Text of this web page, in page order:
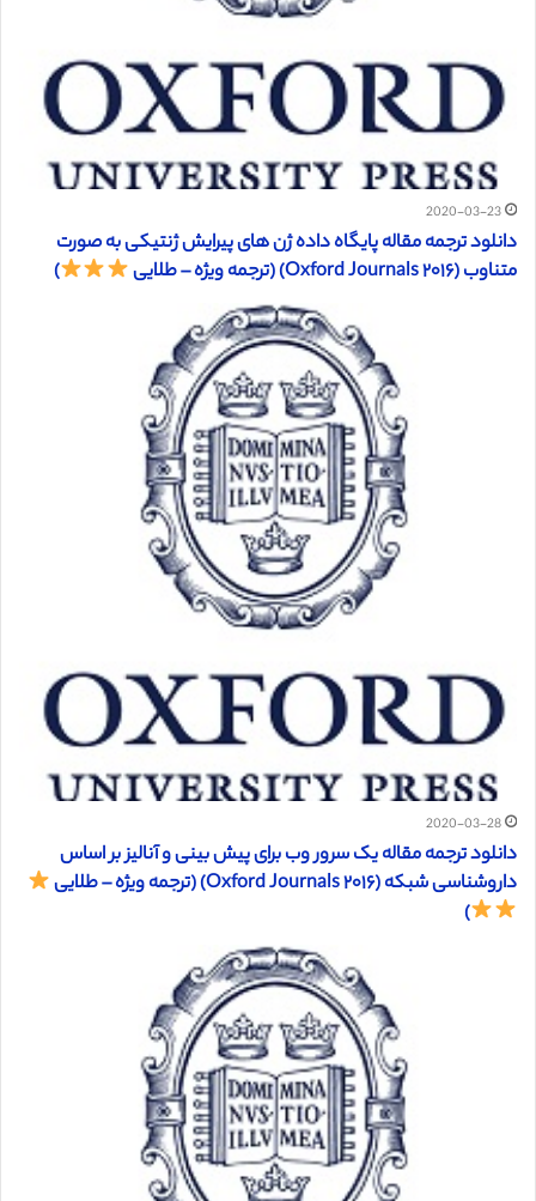
2020-03-23
دانلود ترجمه مقاله پايگاه داده ژن های پيرايش ژنتیکی به صورت
متناوب (Oxford Journals ۲۰۱۶) (ترجمه ویژه – طلایی
)
2020-03-28
دانلود ترجمه مقاله یک سرور وب برای پیش بینی و آنالیز بر اساس
داروشناسی شبکه (Oxford Journals ۲۰۱۶) (ترجمه ویژه – طلایی
)